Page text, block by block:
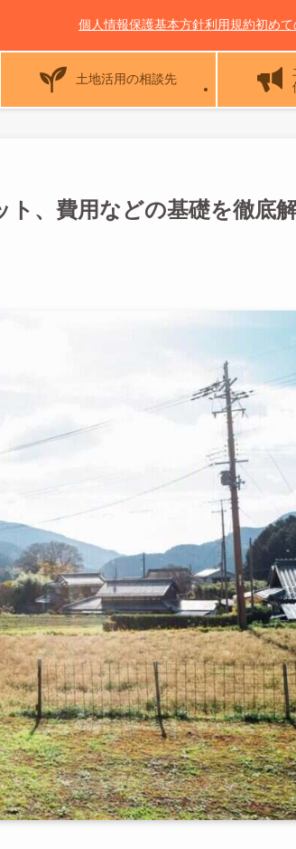
土地活用の相談先
個人情報保護基本方針利用規約初めて
、費用などの基礎を徹底